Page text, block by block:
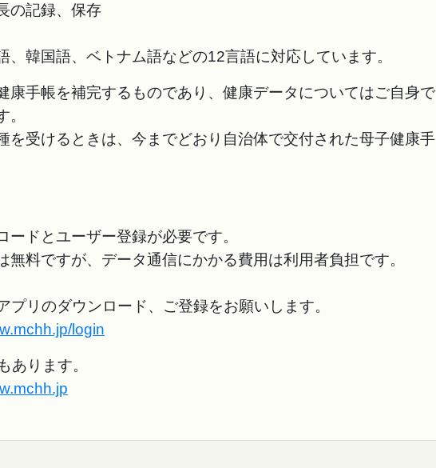
の記録、保存
韓国語、ベトナム語などの12言語に対応しています。
康手帳を補完するものであり、健康データについてはご自身で
受けるときは、今までどおり自治体で交付された母子健康手
ードとユーザー登録が必要です。
無料ですが、データ通信にかかる費用は利用者負担です。
リのダウンロード、ご登録をお願いします。
login
ります。